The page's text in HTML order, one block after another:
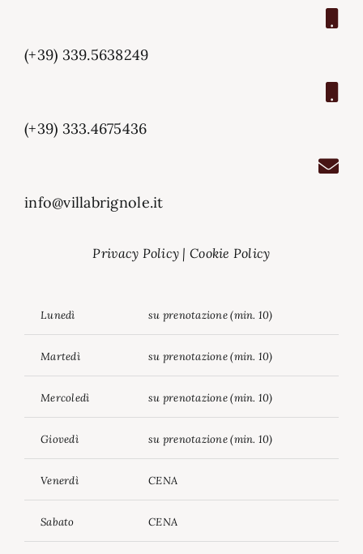
(+39) 339.5638249
(+39) 333.4675436
info@villabrignole.it
Privacy Policy |Cookie Policy
Lunedì su prenotazione (min. 10)
Martedì su prenotazione (min. 10)
Mercoledì su prenotazione (min. 10)
Giovedì su prenotazione (min. 10)
Venerdì CENA
Sabato CENA